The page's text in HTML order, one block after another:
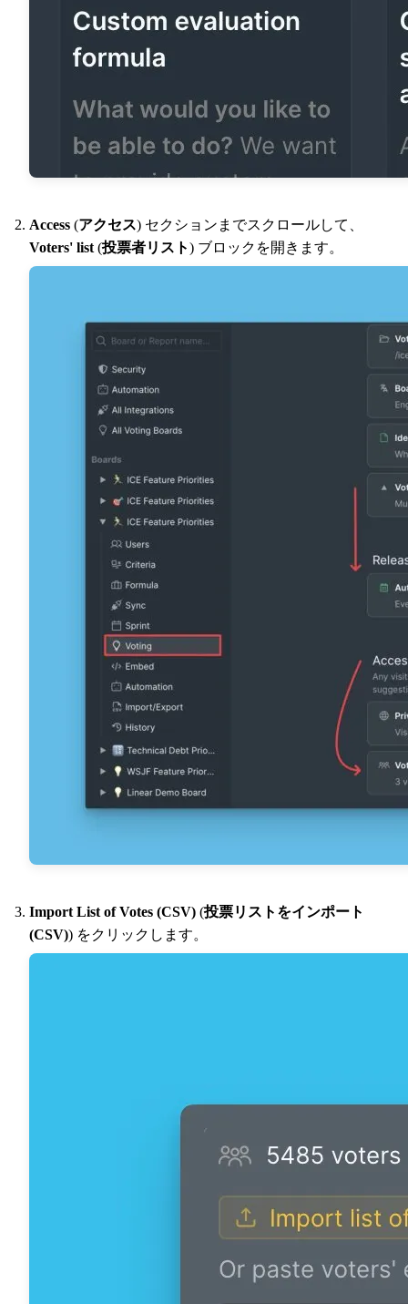
Access (アクセス) セクションまでスクロールして、
Voters' list (投票者リスト) ブロックを開きます。
Import List of Votes (CSV) (投票リストをインポート
(CSV)) をクリックします。